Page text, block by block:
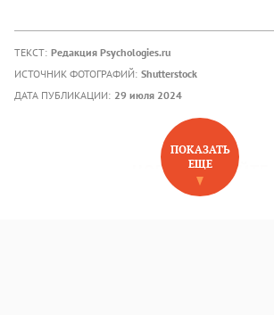
ТЕКСТ: Редакция Psychologies.ru
ИСТОЧНИК ФОТОГРАФИЙ: Shutterstock
ДАТА ПУБЛИКАЦИИ: 29 июля 2024
НОВОЕ НА САЙТЕ
ПОКАЗАТЬ
ЕЩЕ